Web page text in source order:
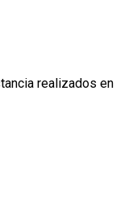
realizados en